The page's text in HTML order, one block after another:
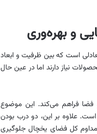
و بهره‌وری
است که بین ظرفیت و ابعاد
نیاز دارند اما در عین حال
فضا فراهم می‌کند. این موضوع
علاوه بر این، دو درب بودن
کل فضای یخچال جلوگیری